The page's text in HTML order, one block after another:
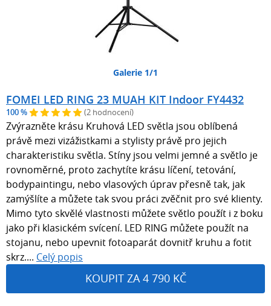
Galerie 1/1
FOMEI LED RING 23 MUAH KIT Indoor FY4432
100 % (2 hodnocení)
Zvýrazněte krásu Kruhová LED světla jsou oblíbená
právě mezi vizážistkami a stylisty právě pro jejich
charakteristiku světla. Stíny jsou velmi jemné a světlo je
rovnoměrné, proto zachytíte krásu líčení, tetování,
bodypaintingu, nebo vlasových úprav přesně tak, jak
zamýšlíte a můžete tak svou práci zvěčnit pro své klienty.
Mimo tyto skvělé vlastnosti můžete světlo použít i z boku
jako při klasickém svícení. LED RING můžete použít na
stojanu, nebo upevnit fotoaparát dovnitř kruhu a fotit
skrz.... Celý popis
KOUPIT ZA 4 790 KČ